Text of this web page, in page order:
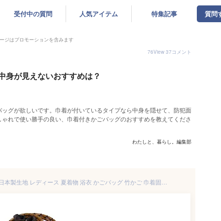
受付中の質問 人気アイテム 特集記事 質問
ジはプロモーションを含みます
76View 37コメント
身が見えないおすすめは？
グが欲しいです。巾着が付いているタイプなら中身を隠せて、防犯面
れで使い勝手の良い、巾着付きかごバッグのおすすめを教えてくださ
わたしと、暮らし。編集部